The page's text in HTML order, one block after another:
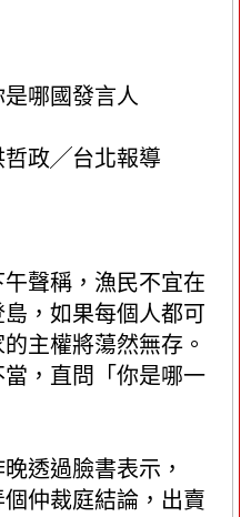
哪國發言人
哲政╱台北報導
聲稱，漁民不宜在
，如果每個人都可
主權將蕩然無存。
，直問「你是哪一
透過臉書表示，
個仲裁庭結論，出賣